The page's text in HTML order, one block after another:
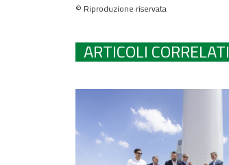
© Riproduzione riservata
ARTICOLI CORRELATI